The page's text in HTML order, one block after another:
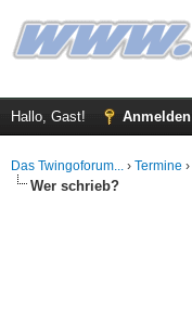
Hallo, Gast! Anmelden
Das Twingoforum... › Termine ›
Wer schrieb?